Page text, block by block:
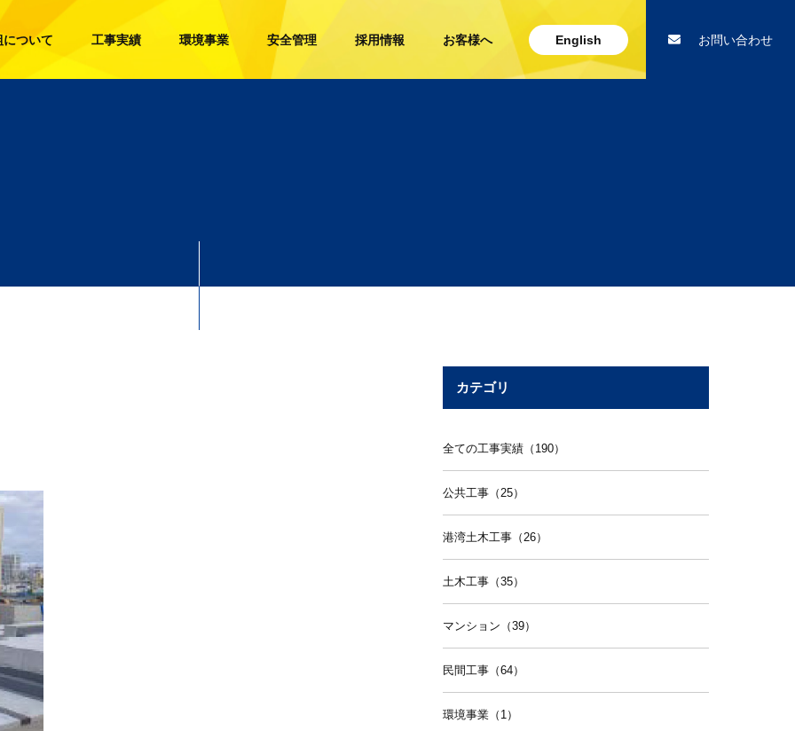
ついて 工事実績 環境事業 安全管理 採用情報 お客様へ English お問い合わせ
カテゴリ
全ての工事実績（190）
公共工事（25）
港湾土木工事（26）
土木工事（35）
マンション（39）
民間工事（64）
環境事業（1）